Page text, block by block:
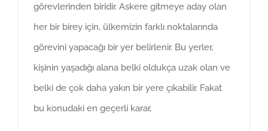
görevlerinden biridir. Askere gitmeye aday olan
her bir birey için, ülkemizin farklı noktalarında
görevini yapacağı bir yer belirlenir. Bu yerler,
kişinin yaşadığı alana belki oldukça uzak olan ve
belki de çok daha yakın bir yere çıkabilir. Fakat
bu konudaki en geçerli karar,